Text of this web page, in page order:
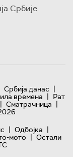
Србије
Србија данас |
времена | Рат
| Сматрачница |
| Одбојка |
мото | Остали